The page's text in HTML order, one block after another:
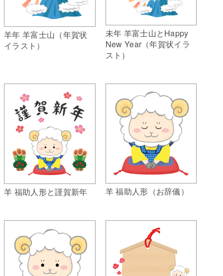
羊年 羊富士山（年賀状
イラスト）
未年 羊富士山とHappy
New Year（年賀状イラ
スト）
羊 福助人形と謹賀新年 羊 福助人形（お辞儀）